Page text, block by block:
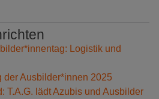
Logistik und
der Ausbilder*innen 2025
T.A.G. lädt Azubis und Ausbilder